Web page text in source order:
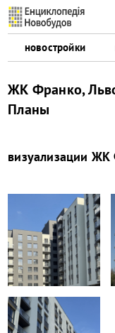
новостройки
ЖК Франко,
Планы
визуализации ЖК